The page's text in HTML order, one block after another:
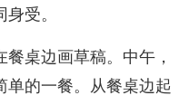
受。
桌边画草稿。中午，
单的一餐。从餐桌边起